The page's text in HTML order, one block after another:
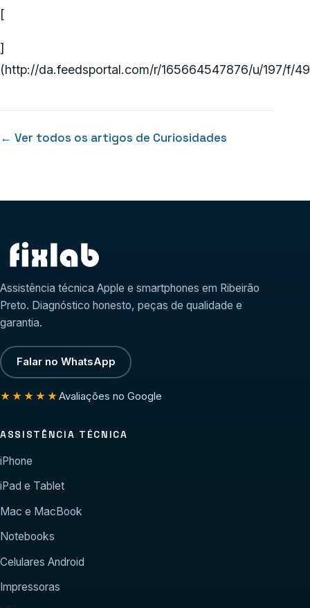
[
]
(http://da.feedsportal.com/r/165664547876/u/197/f/
← Ver todos os artigos de Curiosidades
Assistência técnica Apple e smartphones em Ribeirão
Preto. Diagnóstico honesto, peças de qualidade e
garantia.
Falar no WhatsApp
★★★★★Avaliações no Google
ASSISTÊNCIA TÉCNICA
iPhone
iPad e Tablet
Mac e MacBook
Notebooks
Celulares Android
Impressoras